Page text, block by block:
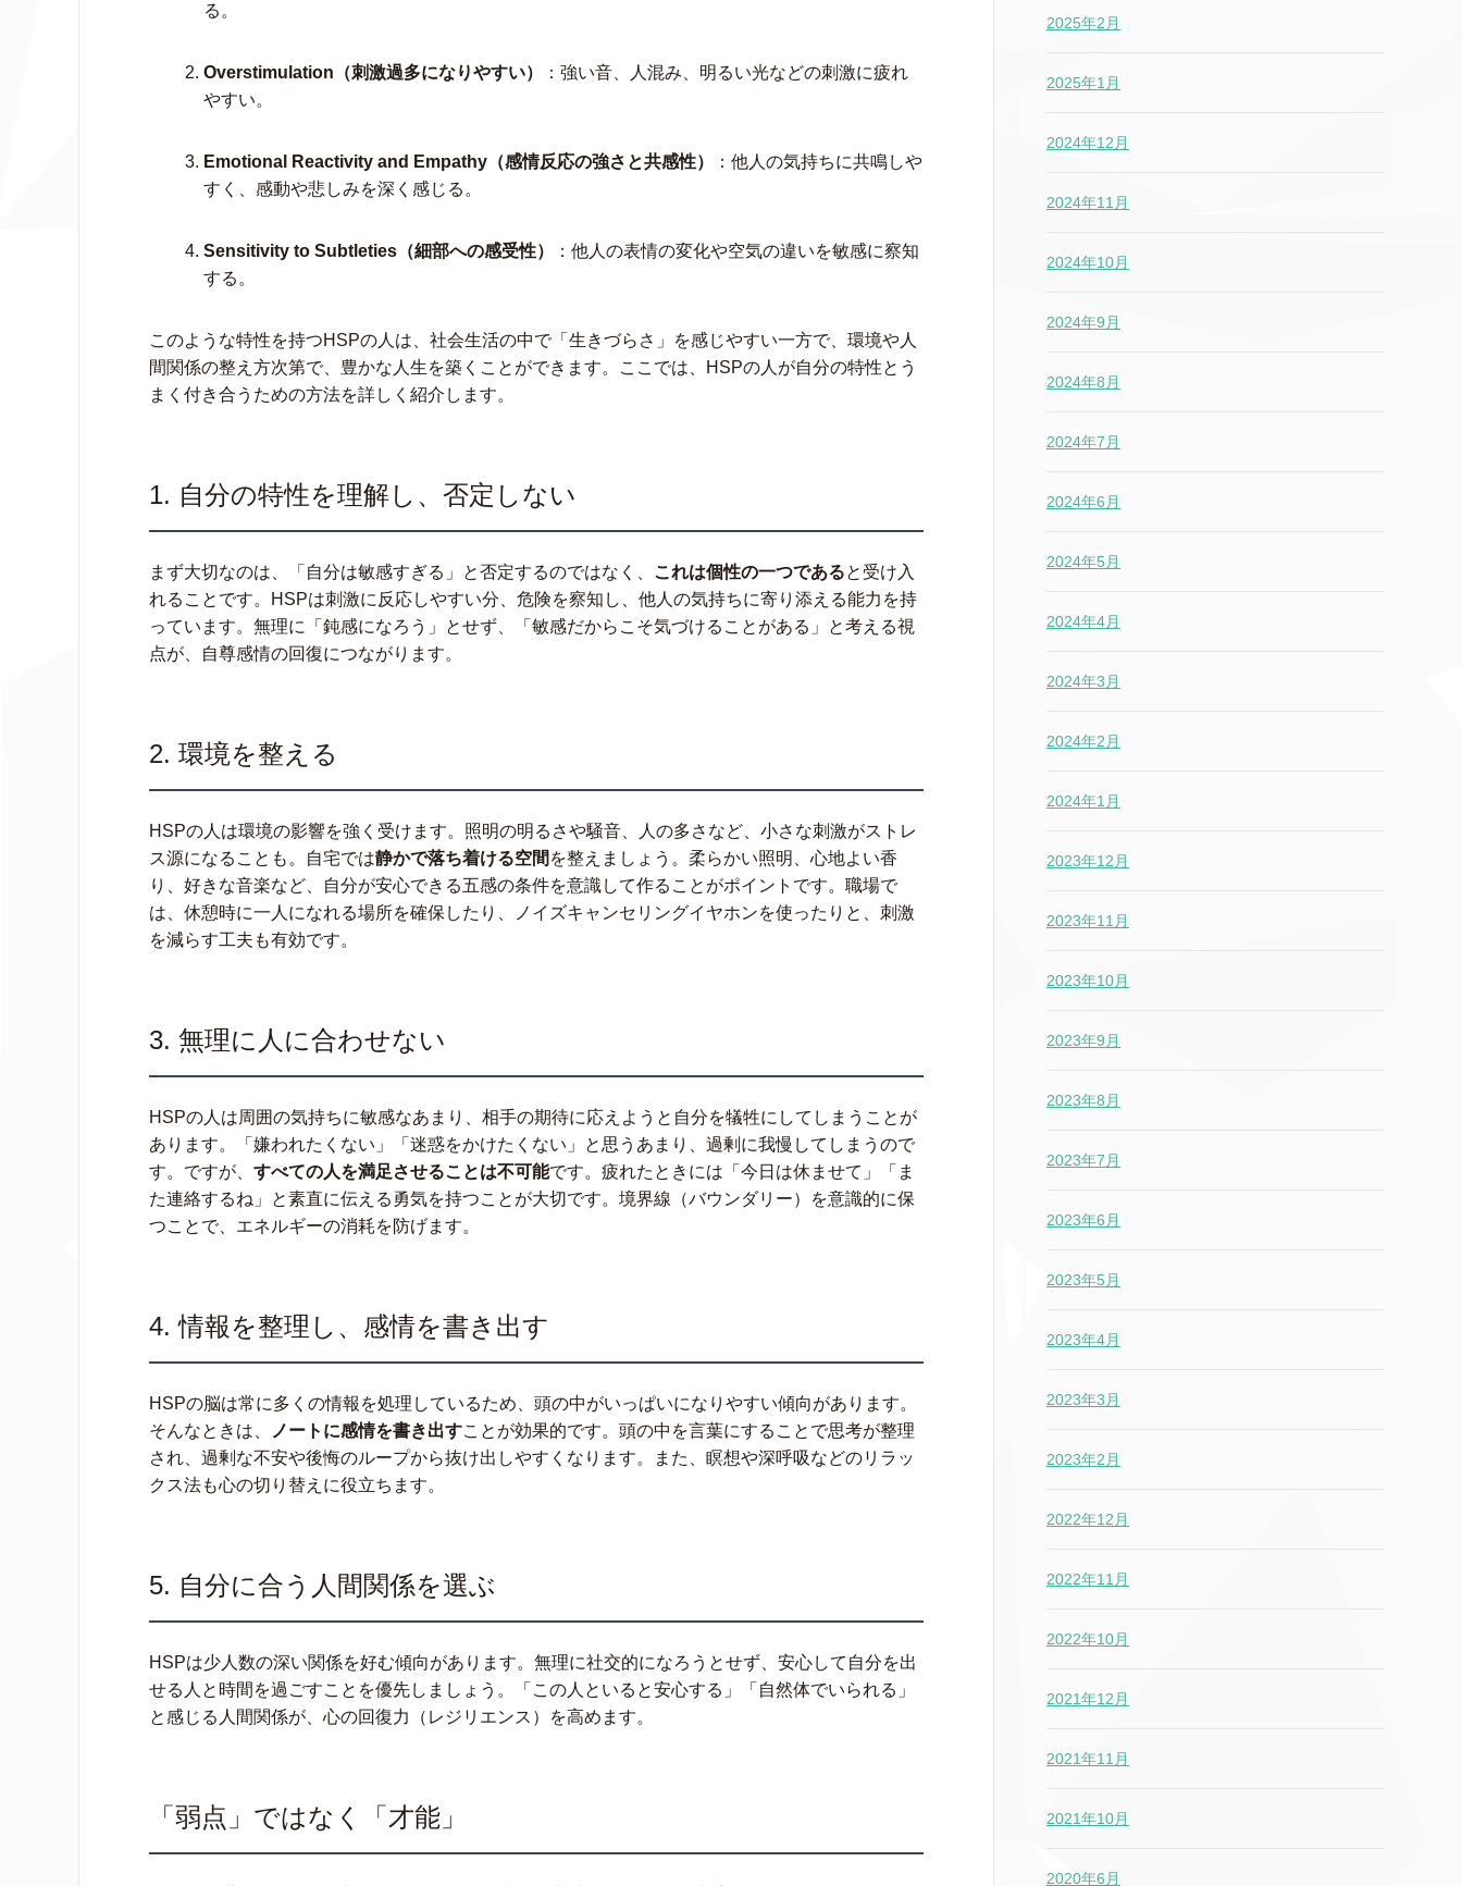
る。
Overstimulation（刺激過多になりやすい）
：強い音、人混み、明るい光などの刺激に疲れ
やすい。
Emotional Reactivity and Empathy（感情反応の強さと共感性）
：他人の気持ちに共鳴しや
すく、感動や悲しみを深く感じる。
Sensitivity to Subtleties（細部への感受性）
：他人の表情の変化や空気の違いを敏感に察知
する。
このような特性を持つHSPの人は、社会生活の中で「生きづらさ」を感じやすい一方で、環境や人
間関係の整え方次第で、豊かな人生を築くことができます。ここでは、HSPの人が自分の特性とう
まく付き合うための方法を詳しく紹介します。
1. 自分の特性を理解し、否定しない
まず大切なのは、「自分は敏感すぎる」と否定するのではなく、 これは個性の一つであると受け入
れることです。HSPは刺激に反応しやすい分、危険を察知し、他人の気持ちに寄り添える能力を持
っています。無理に「鈍感になろう」とせず、「敏感だからこそ気づけることがある」と考える視
点が、自尊感情の回復につながります。
2. 環境を整える
HSPの人は環境の影響を強く受けます。照明の明るさや騒音、人の多さなど、小さな刺激がストレ
ス源になることも。自宅では静かで落ち着ける空間 を整えましょう。柔らかい照明、心地よい香
り、好きな音楽など、自分が安心できる五感の条件を意識して作ることがポイントです。職場で
は、休憩時に一人になれる場所を確保したり、ノイズキャンセリングイヤホンを使ったりと、刺激
を減らす工夫も有効です。
3. 無理に人に合わせない
HSPの人は周囲の気持ちに敏感なあまり、相手の期待に応えようと自分を犠牲にしてしまうことが
あります。「嫌われたくない」「迷惑をかけたくない」と思うあまり、過剰に我慢してしまうので
す。ですが、 すべての人を満足させることは不可能です。疲れたときには「今日は休ませて」「ま
た連絡するね」と素直に伝える勇気を持つことが大切です。境界線（バウンダリー）を意識的に保
つことで、エネルギーの消耗を防げます。
4. 情報を整理し、感情を書き出す
HSPの脳は常に多くの情報を処理しているため、頭の中がいっぱいになりやすい傾向があります。
そんなときは、
ノートに感情を書き出すことが効果的です。頭の中を言葉にすることで思考が整理
され、過剰な不安や後悔のループから抜け出しやすくなります。また、瞑想や深呼吸などのリラッ
クス法も心の切り替えに役立ちます。
5. 自分に合う人間関係を選ぶ
HSPは少人数の深い関係を好む傾向があります。無理に社交的になろうとせず、安心して自分を出
せる人と時間を過ごすことを優先しましょう。「この人といると安心する」「自然体でいられる」
と感じる人間関係が、心の回復力（レジリエンス）を高めます。
「弱点」ではなく「才能」
2025年2月
2025年1月
2024年12月
2024年11月
2024年10月
2024年9月
2024年8月
2024年7月
2024年6月
2024年5月
2024年4月
2024年3月
2024年2月
2024年1月
2023年12月
2023年11月
2023年10月
2023年9月
2023年8月
2023年7月
2023年6月
2023年5月
2023年4月
2023年3月
2023年2月
2022年12月
2022年11月
2022年10月
2021年12月
2021年11月
2021年10月
2020年6月